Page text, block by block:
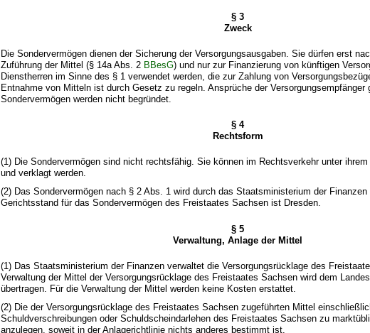
§ 3
Zweck
Die Sondervermögen dienen der Sicherung der Versorgungsausgaben. Sie dürfen erst
Zuführung der Mittel (§ 14a Abs. 2 BBesG) und nur zur Finanzierung von künftigen
Dienstherren im Sinne des § 1 verwendet werden, die zur Zahlung von
Entnahme von Mitteln ist durch Gesetz zu regeln. Ansprüche der Versorgungsempfänger
Sondervermögen werden nicht begründet.
§ 4
Rechtsform
(1) Die Sondervermögen sind nicht rechtsfähig. Sie können im Rechtsverkehr unter
und verklagt werden.
(2) Das Sondervermögen nach § 2 Abs. 1 wird durch das Staatsministerium der
Gerichtsstand für das Sondervermögen des Freistaates Sachsen ist Dresden.
§ 5
Verwaltung, Anlage der Mittel
(1) Das Staatsministerium der Finanzen verwaltet die Versorgungsrücklage des
Verwaltung der Mittel der Versorgungsrücklage des Freistaates Sachsen wird dem
übertragen. Für die Verwaltung der Mittel werden keine Kosten erstattet.
(2) Die der Versorgungsrücklage des Freistaates Sachsen zugeführten Mittel
Schuldverschreibungen oder Schuldscheindarlehen des Freistaates Sachsen zu
anzulegen, soweit in der Anlagerichtlinie nichts anderes bestimmt ist.